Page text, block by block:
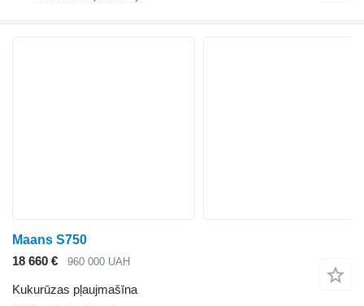
Maans S750
18 660 €
960 000 UAH
Kukurūzas pļaujmašīna